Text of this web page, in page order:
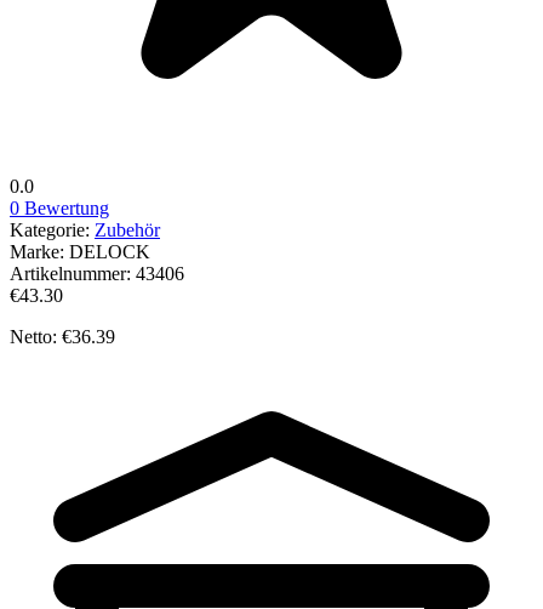
0.0
0 Bewertung
Kategorie: Zubehör
Marke: DELOCK
Artikelnummer: 43406
€43.30
Netto: €36.39